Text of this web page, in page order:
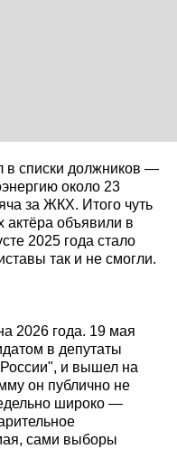
в списки должников —
около 23
за ЖКХ. Итого чуть
актёра объявили в
2025 года стало
так и не смогли.
2026 года. 19 мая
в депутаты
и вышел на
он публично не
широко —
сами выборы